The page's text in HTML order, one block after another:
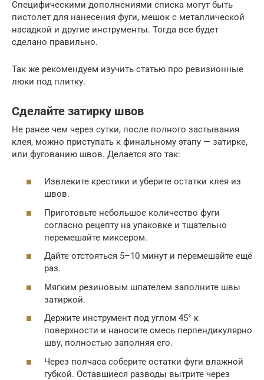
Специфическими дополнениями списка могут быть
пистолет для нанесения фуги, мешок с металлической
насадкой и другие инструменты. Тогда все будет
сделано правильно.
Так же рекомендуем изучить статью про ревизионные
люки под плитку.
Сделайте затирку швов
Не ранее чем через сутки, после полного застывания
клея, можно приступать к финальному этапу — затирке,
или фугованию швов. Делается это так:
Извлеките крестики и уберите остатки клея из
швов.
Приготовьте небольшое количество фуги
согласно рецепту на упаковке и тщательно
перемешайте миксером.
Дайте отстояться 5–10 минут и перемешайте ещё
раз.
Мягким резиновым шпателем заполните швы
затиркой.
Держите инструмент под углом 45° к
поверхности и наносите смесь перпендикулярно
шву, полностью заполняя его.
Через полчаса соберите остатки фуги влажной
губкой. Оставшиеся разводы вытрите через